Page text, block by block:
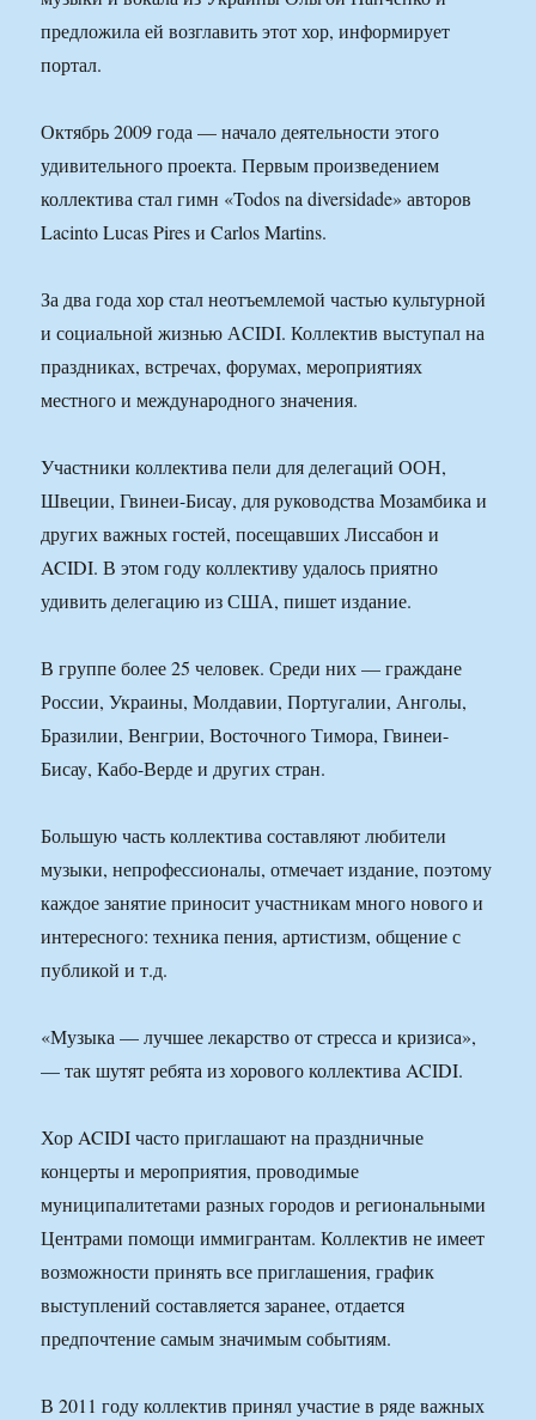
предложила ей возглавить этот хор, информирует
портал.
Октябрь 2009 года — начало деятельности этого
удивительного проекта. Первым произведением
коллектива стал гимн «Todos na diversidade» авторов
Lacinto Lucas Pires и Carlos Martins.
За два года хор стал неотъемлемой частью культурной
и социальной жизнью АCIDI. Коллектив выступал на
праздниках, встречах, форумах, мероприятиях
местного и международного значения.
Участники коллектива пели для делегаций ООН,
Швеции, Гвинеи-Бисау, для руководства Мозамбика и
других важных гостей, посещавших Лиссабон и
ACIDI. В этом году коллективу удалось приятно
удивить делегацию из США, пишет издание.
В группе более 25 человек. Среди них — граждане
России, Украины, Молдавии, Португалии, Анголы,
Бразилии, Венгрии, Восточного Тимора, Гвинеи-
Бисау, Кабо-Верде и других стран.
Большую часть коллектива составляют любители
музыки, непрофессионалы, отмечает издание, поэтому
каждое занятие приносит участникам много нового и
интересного: техника пения, артистизм, общение с
публикой и т.д.
«Музыка — лучшее лекарство от стресса и кризиса»,
— так шутят ребята из хорового коллектива ACIDI.
Хор ACIDI часто приглашают на праздничные
концерты и мероприятия, проводимые
муниципалитетами разных городов и региональными
Центрами помощи иммигрантам. Коллектив не имеет
возможности принять все приглашения, график
выступлений составляется заранее, отдается
предпочтение самым значимым событиям.
В 2011 году коллектив принял участие в ряде важных